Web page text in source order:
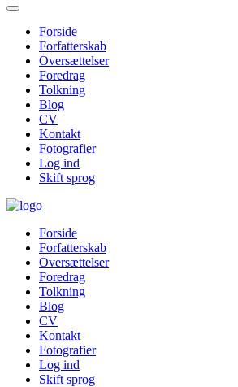
Forside
Forfatterskab
Oversættelser
Foredrag
Tolkning
Blog
CV
Kontakt
Fotografier
Log ind
Skift sprog
Forside
Forfatterskab
Oversættelser
Foredrag
Tolkning
Blog
CV
Kontakt
Fotografier
Log ind
Skift sprog